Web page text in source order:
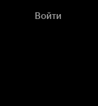
Войти